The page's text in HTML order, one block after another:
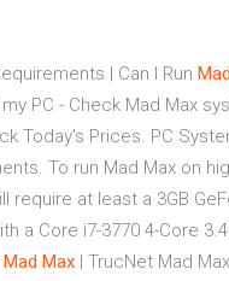
| Can I Run Mad
PC - Check Mad Max
Today's Prices. PC
To run Mad Max on
require at least a 3GB
a Core i7-3770 4-Core
Mad Max | TrucNet Mad